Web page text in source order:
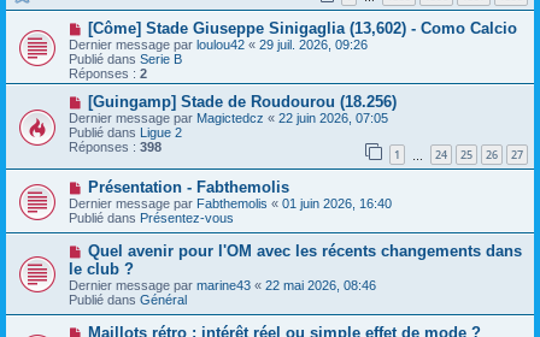
a
e
a
m
e
s
s
a
g
e
N
o
u
v
e
a
u
m
e
s
s
a
g
e
[Côme] Stade Giuseppe Sinigaglia (13,602) - Como Calcio
Dernier message par loulou42 « 29 juil. 2026, 09:26
Publié dans Serie B
Réponses : 2
N
o
u
v
e
a
m
e
s
s
a
g
e
[Guingamp] Stade de Roudourou (18.256)
Dernier message par Magictedcz « 22 juin 2026, 07:05
Publié dans Ligue 2
Réponses : 398 1 24 25 26 27
N
o
u
v
a
u
m
e
s
s
Présentation - Fabthemolis
Dernier message par Fabthemolis « 01 juin 2026, 16:40
Publié dans Présentez-vous
N
u
v
e
a
Quel avenir pour l'OM avec les récents changements dans
le club ?
Dernier message par marine43 « 22 mai 2026, 08:46
Publié dans Général
NMaillots rétro : intérêt réel ou simple effet de mode ?